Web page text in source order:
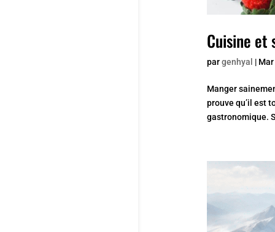
Cuisine
pargenhyal |
Manger
prouve qu’il est
gastronomique.